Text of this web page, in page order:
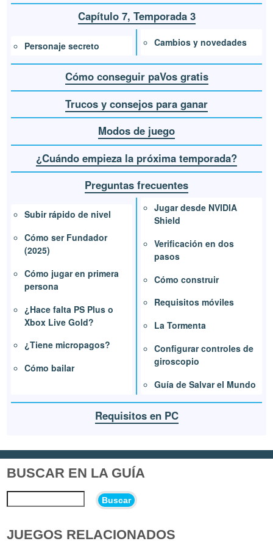
Capítulo 7, Temporada 3
Personaje secreto Cambios y novedades
Cómo conseguir paVos gratis
Trucos y consejos para ganar
Modos de juego
¿Cuándo empieza la próxima temporada?
Preguntas frecuentes
Subir rápido de nivel
Cómo ser Fundador
(2025)
Cómo jugar en primera
persona
¿Hace falta PS Plus o
Xbox Live Gold?
¿Tiene micropagos?
Cómo bailar
Jugar desde NVIDIA
Shield
Verificación en dos
pasos
Cómo construir
Requisitos móviles
La Tormenta
Configurar controles de
giroscopio
Guía de Salvar el Mundo
Requisitos en PC
BUSCAR EN LA GUÍA
Buscar
JUEGOS RELACIONADOS